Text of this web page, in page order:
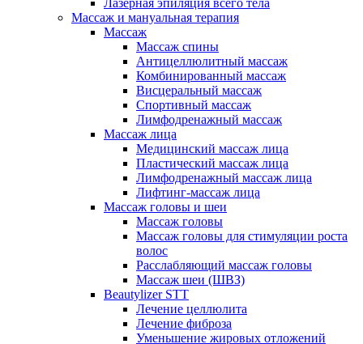
Лазерная эпиляция всего тела
Массаж и мануальная терапия
Массаж
Массаж спины
Антицеллюлитный массаж
Комбинированный массаж
Висцеральный массаж
Спортивный массаж
Лимфодренажный массаж
Массаж лица
Медицинский массаж лица
Пластический массаж лица
Лимфодренажный массаж лица
Лифтинг-массаж лица
Массаж головы и шеи
Массаж головы
Массаж головы для стимуляции роста
волос
Расслабляющий массаж головы
Массаж шеи (ШВЗ)
Beautylizer STT
Лечение целлюлита
Лечение фиброза
Уменьшение жировых отложений